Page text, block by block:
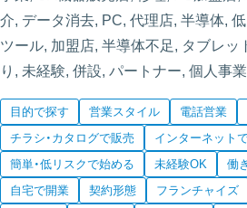
介, データ消去, PC, 代理店, 半導体,
ツール, 加盟店, 半導体不足, タブレッ
り, 未経験, 併設, パートナー, 個人事業
目的で探す 営業スタイル 電話営業
チラシ・カタログで販売
インターネット
簡単・低リスクで始める
未経験OK 働
自宅で開業
契約形態 フランチャイズ